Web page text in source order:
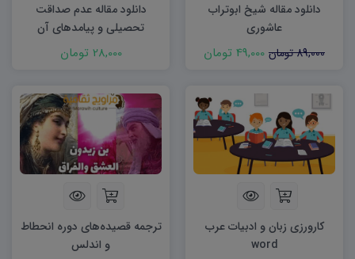
دانلود مقاله شیخ ابوتراب
عاشوری
89,000 تومان
49,000 تومان
دانلود مقاله عدم صداقت
تحصیلی و پیامدهای آن
28,000 تومان
کارورزی زبان و ادبیات عرب
word
ترجمه قصیده‌های دوره انحطاط
و اندلس